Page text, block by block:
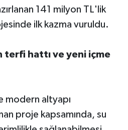
141 milyon TL'lik
ilk kazma vuruldu.
terfi hattı ve yeni içme
modern altyapı
proje kapsamında, su